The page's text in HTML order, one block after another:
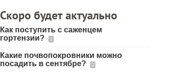
Скоро будет актуально
Как поступить с саженцем
гортензии?
1
Какие почвопокровники можно
посадить в сентябре?
2